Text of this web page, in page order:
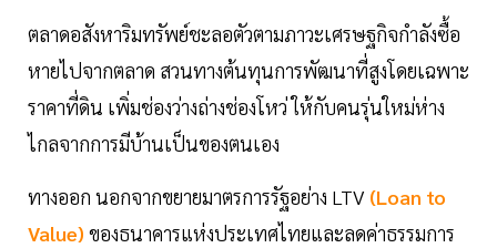
ตลาดอสังหาริมทรัพย์ชะลอตัวตามภาวะเศรษฐกิจกำลังซื้อ
หายไปจากตลาด สวนทางต้นทุนการพัฒนาที่สูงโดยเฉพาะ
ราคาที่ดิน เพิ่มช่องว่างถ่างช่องโหว่ ให้กับคนรุ่นใหม่ห่าง
ไกลจากการมีบ้านเป็นของตนเอง
ทางออก นอกจากขยายมาตรการรัฐอย่าง LTV (Loan to
Value) ของธนาคารแห่งประเทศไทยและลดค่าธรรมการ